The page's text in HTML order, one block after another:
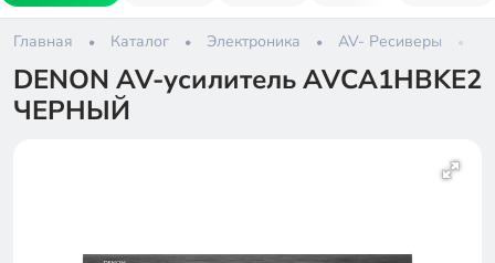
Главная Каталог Электроника AV- Ресиверы
DENON AV-усилитель AVCA1HBKE2
ЧЕРНЫЙ